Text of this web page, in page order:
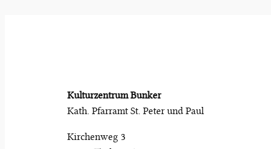
Kulturzentrum Bunker
Kath. Pfarramt St. Peter und Paul
Kirchenweg 3